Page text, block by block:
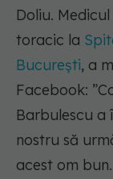
Doliu.
toracic la
București, a
Facebook:
Barbulescu a
nostru să
acest om